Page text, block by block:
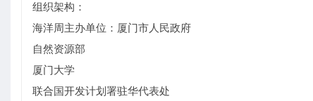
组织架构：
海洋周主办单位：厦门市人民政府
自然资源部
厦门大学
联合国开发计划署驻华代表处